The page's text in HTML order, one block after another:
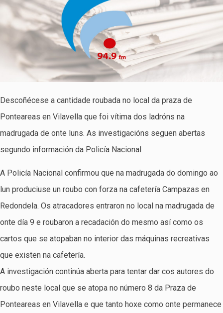
Descoñécese a cantidade roubada no local da praza de
Ponteareas en Vilavella que foi vítima dos ladróns na
madrugada de onte luns. As investigacións seguen abertas
segundo información da Policía Nacional
A Policía Nacional confirmou que na madrugada do domingo ao
lun produciuse un roubo con forza na cafetería Campazas en
Redondela. Os atracadores entraron no local na madrugada de
onte día 9 e roubaron a recadación do mesmo así como os
cartos que se atopaban no interior das máquinas recreativas
que existen na cafetería.
A investigación continúa aberta para tentar dar cos autores do
roubo neste local que se atopa no número 8 da Praza de
Ponteareas en Vilavella e que tanto hoxe como onte permanece